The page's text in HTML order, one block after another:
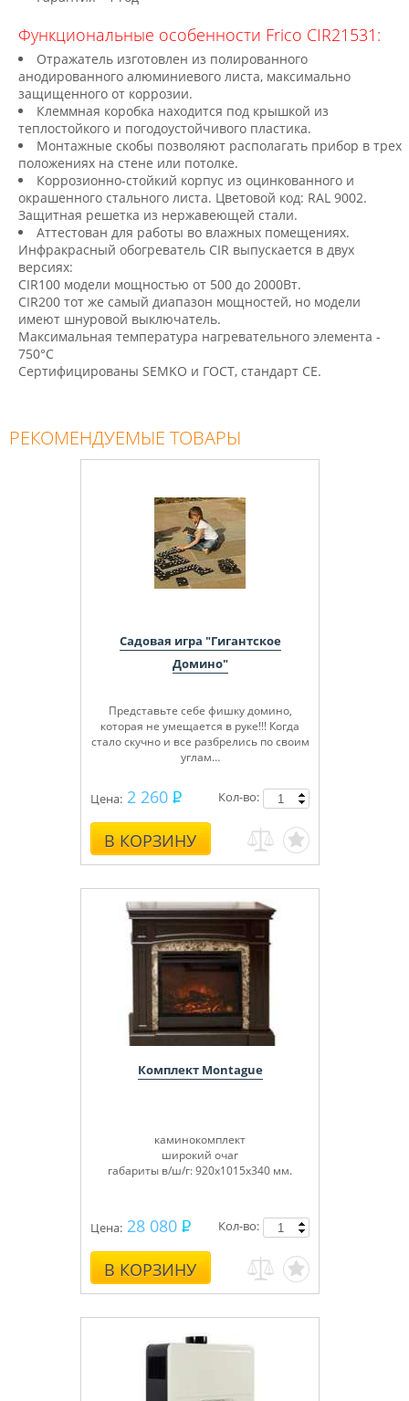
Функциональные особенности Frico CIR21531:
Отражатель изготовлен из полированного
анодированного алюминиевого листа, максимально
защищенного от коррозии.
Клеммная коробка находится под крышкой из
теплостойкого и погодоустойчивого пластика.
Монтажные скобы позволяют располагать прибор в трех
положениях на стене или потолке.
Коррозионно-стойкий корпус из оцинкованного и
окрашенного стального листа. Цветовой код: RAL 9002.
Защитная решетка из нержавеющей стали.
Аттестован для работы во влажных помещениях.
Инфракрасный обогреватель CIR выпускается в двух
версиях:
CIR100 модели мощностью от 500 до 2000Вт.
CIR200 тот же самый диапазон мощностей, но модели
имеют шнуровой выключатель.
Maксимальная температура нагревательного элемента -
750°C
Сертифицированы SEMKO и ГОСТ, стандарт СЕ.
РЕКОМЕНДУЕМЫЕ ТОВАРЫ
Садовая игра "Гигантское
Домино"
Представьте себе фишку домино,
которая не умещается в руке!!! Когда
стало скучно и все разбрелись по своим
углам…
Цена: 2 260
В КОРЗИНУ
Кол-во:
Комплект Montague
каминокомплект
широкий очаг
габариты в/ш/г: 920х1015х340 мм.
Цена: 28 080
В КОРЗИНУ
Кол-во: